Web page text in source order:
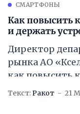
CМАРТФОНЫ
Как повысить
и держать
Директор
рынка АО
как повысить
смартфонов. В
Текст:Ракот 21